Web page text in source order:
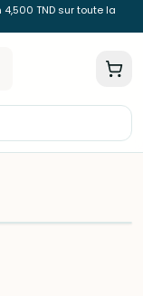
TND sur toute la